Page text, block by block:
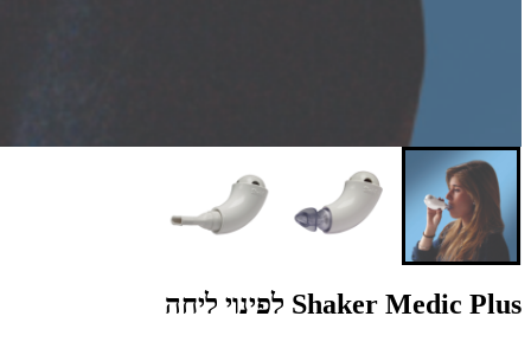
Shaker Medic Plus לפינוי ליחה